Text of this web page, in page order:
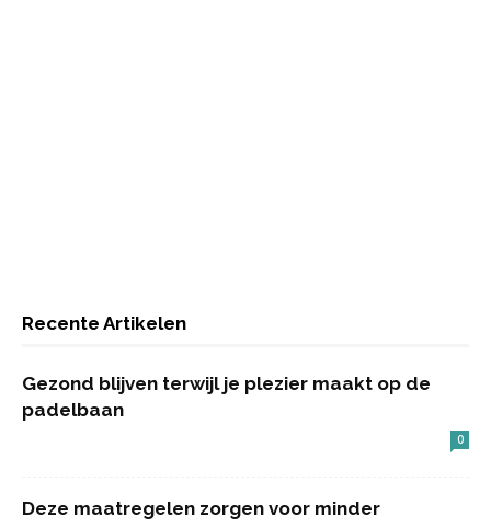
Recente Artikelen
Gezond blijven terwijl je plezier maakt op de
padelbaan
0
Deze maatregelen zorgen voor minder